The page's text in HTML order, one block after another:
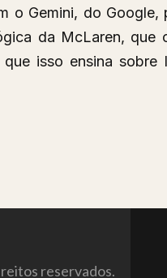
o Gemini, do Google,
da McLaren, que
isso ensina sobre
reservados.